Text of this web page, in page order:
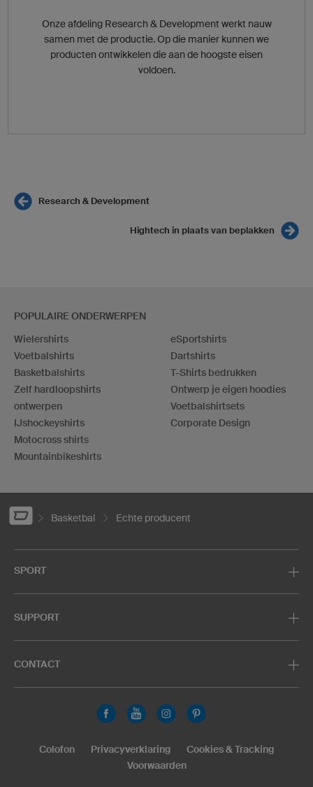
Onze afdeling Research & Development werkt nauw
samen met de productie. Op die manier kunnen we
producten ontwikkelen die aan de hoogste eisen
voldoen.
Research & Development
Hightech in plaats van beplakken
POPULAIRE ONDERWERPEN
Wielershirts
Voetbalshirts
Basketbalshirts
Zelf hardloopshirts
ontwerpen
IJshockeyshirts
Motocross shirts
Mountainbikeshirts
eSportshirts
Dartshirts
T-Shirts bedrukken
Ontwerp je eigen hoodies
Voetbalshirtsets
Corporate Design
Basketbal Echte producent
SPORT
SUPPORT
CONTACT
Colofon Privacyverklaring
Cookies & Tracking
Voorwaarden